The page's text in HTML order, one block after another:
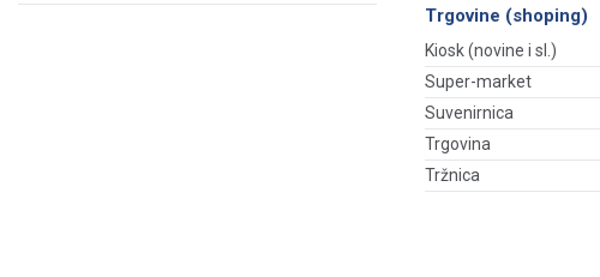
Trgovine (shoping)
Kiosk (novine i sl.)
Super-market
Suvenirnica
Trgovina
Tržnica